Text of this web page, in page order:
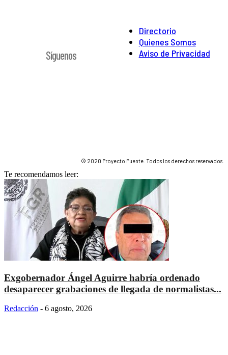
Directorio
Quienes Somos
Aviso de Privacidad
Síguenos
© 2020 Proyecto Puente. Todos los derechos reservados.
Te recomendamos leer:
Exgobernador Ángel Aguirre habría ordenado
desaparecer grabaciones de llegada de normalistas...
Redacción - 6 agosto, 2026